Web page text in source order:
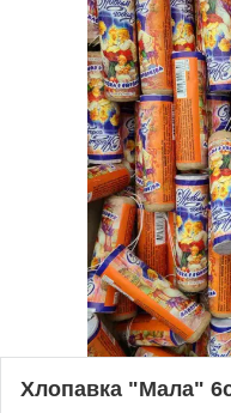
Хлопавка "Мала"